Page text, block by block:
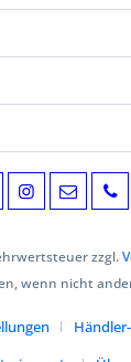
zzgl.
wenn nicht